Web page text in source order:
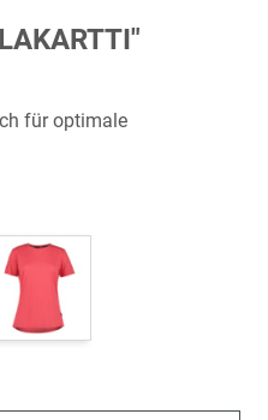
für optimale